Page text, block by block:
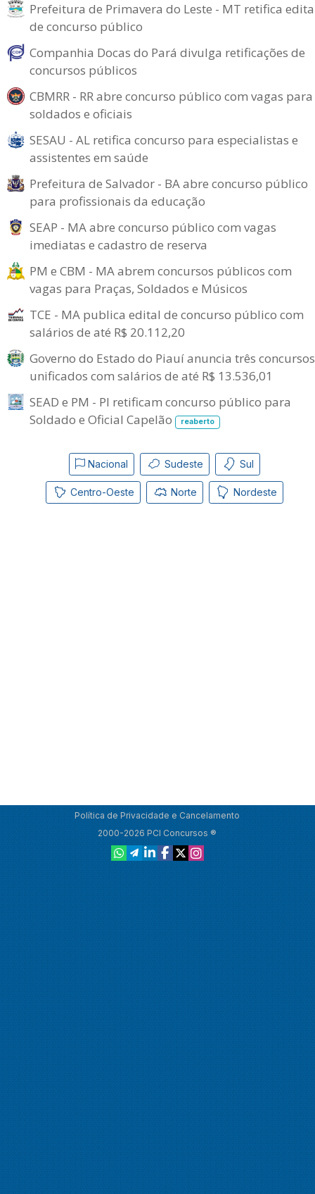
Prefeitura de Primavera do Leste - MT retifica
de concurso público
Companhia Docas do Pará divulga retificações de
concursos públicos
CBMRR - RR abre concurso público com vagas para
soldados e oficiais
SESAU - AL retifica concurso para especialistas e
assistentes em saúde
Prefeitura de Salvador - BA abre concurso público
para profissionais da educação
SEAP - MA abre concurso público com vagas
imediatas e cadastro de reserva
PM e CBM - MA abrem concursos públicos com
vagas para Praças, Soldados e Músicos
TCE - MA publica edital de concurso público com
salários de até R$ 20.112,20
Governo do Estado do Piauí anuncia três concursos
unificados com salários de até R$ 13.536,01
SEAD e PM - PI retificam concurso público para
Soldado e Oficial Capelão
reaberto
Nacional Sudeste Sul
Centro-Oeste Norte Nordeste
Política de Privacidade e Cancelamento
2000-2026 PCI Concursos ®